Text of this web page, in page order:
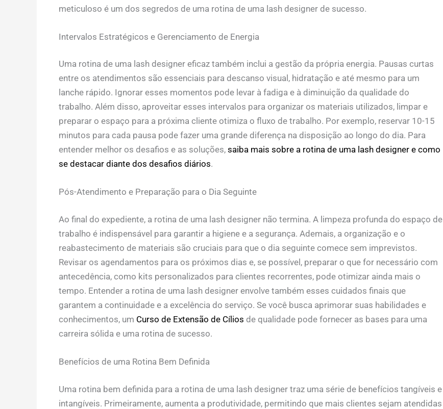
meticuloso é um dos segredos de uma rotina de uma lash designerde sucesso.
Intervalos Estratégicos e Gerenciamento de Energia
Uma rotina de uma lash designereficaz também inclui a gestão da própria energia. Pausas curtas
entre os atendimentos são essenciais para descanso visual, hidratação e até mesmo para um
lanche rápido. Ignorar esses momentos pode levar à fadiga e à diminuição da qualidade do
trabalho. Além disso, aproveitar esses intervalos para organizar os materiais utilizados, limpar e
preparar o espaço para a próxima cliente otimiza o fluxo de trabalho. Por exemplo, reservar 10-15
minutos para cada pausa pode fazer uma grande diferença na disposição ao longo do dia. Para
entender melhor os desafios e as soluções, saiba mais sobre a rotina de uma lash designer e como
se destacar diante dos desafios diários.
Pós-Atendimento e Preparação para o Dia Seguinte
Ao final do expediente, a rotina de uma lash designernão termina. A limpeza profunda do espaço de
trabalho é indispensável para garantir a higiene e a segurança. Ademais, a organização e o
reabastecimento de materiais são cruciais para que o dia seguinte comece sem imprevistos.
Revisar os agendamentos para os próximos dias e, se possível, preparar o que for necessário com
antecedência, como kits personalizados para clientes recorrentes, pode otimizar ainda mais o
tempo. Entender a rotina de uma lash designerenvolve também esses cuidados finais que
garantem a continuidade e a excelência do serviço. Se você busca aprimorar suas habilidades e
conhecimentos, um Curso de Extensão de Cílios de qualidade pode fornecer as bases para uma
carreira sólida e uma rotina de sucesso.
Benefícios de uma Rotina Bem Definida
Uma rotina bem definida para a rotina de uma lash designertraz uma série de benefícios tangíveis e
intangíveis. Primeiramente, aumenta a produtividade, permitindo que mais clientes sejam atendidas